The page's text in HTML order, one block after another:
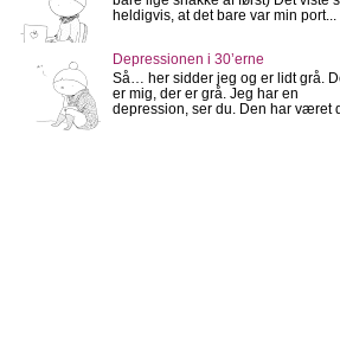
heldigvis, at det bare var min port...
Depressionen i 30’erne
Så… her sidder jeg og er lidt grå.
er mig, der er grå. Jeg har en
depression, ser du. Den har været